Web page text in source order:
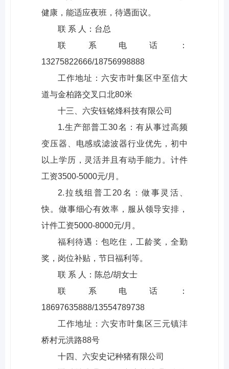
健康，能适应夜班，待遇面议。
联 系 人：台总
联系电话：
13275822666/18756998888
工作地址：六安市叶集区中至信大
道与金柏路交叉口北80米
十三、六安钰铭烽科技有限公司
1.生产部普工30名：有从事过高频
变压器、电感或滤波器行业优先，初中
以上学历，灵活并且有动手能力。计件
工资3500-5000元/月。
2.拉线组普工20名：做事灵活、
快。做事细心有效率，服从领导安排，
计件工资5000-8000元/月。
福利待遇：包吃住，工龄奖，全勤
奖，岗位补贴，节日福利等。
联 系 人：陈总/胡女士
联系电话：
18697635888/13554789738
工作地址：六安市叶集区三元镇沣
桥村元洪路88号
十四、六安史记种猪有限公司